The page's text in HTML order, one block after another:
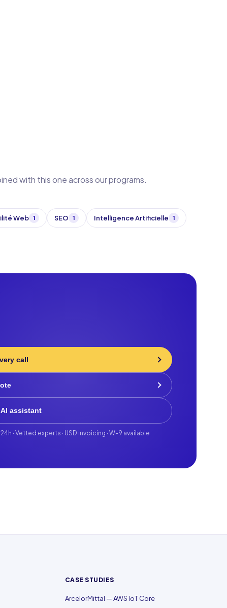
with this one across our programs.
Web 1 SEO 1 Intelligence Artificielle 1
call
assistant
· Vetted experts · USD invoicing · W-9 available
CASE STUDIES
ArcelorMittal — AWS IoT Core